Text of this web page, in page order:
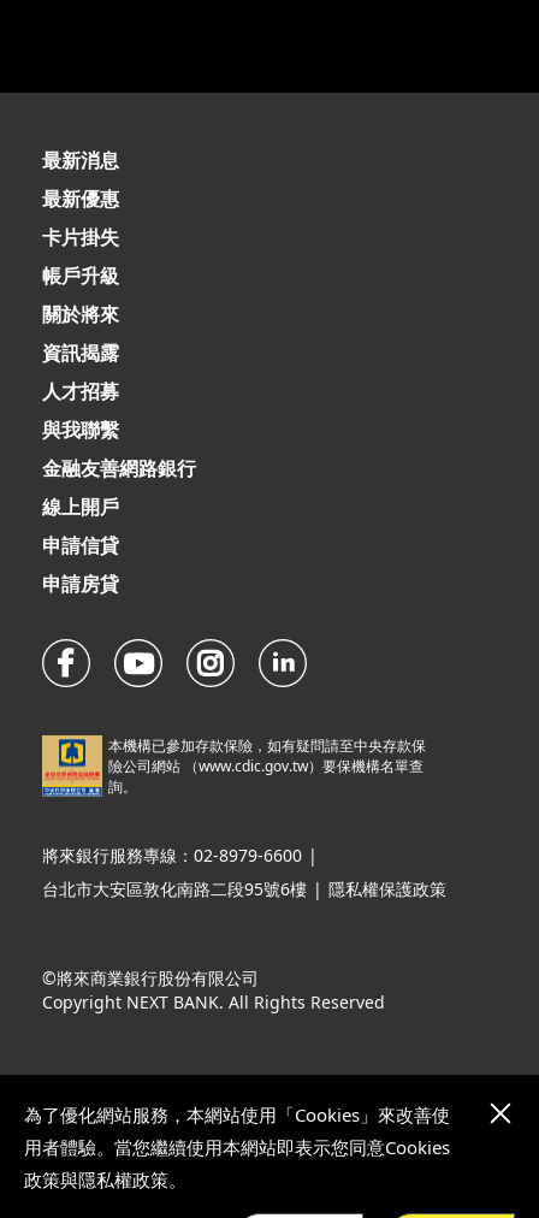
為了優化網站服務，本網站使用「Cookies」來改善使
用者體驗。當您繼續使用本網站即表示您同意Cookies
政策與隱私權政策。
最新消息
最新優惠
卡片掛失
帳戶升級
關於將來
資訊揭露
人才招募
與我聯繫
金融友善網路銀行
線上開戶
申請信貸
申請房貸
本機構已參加存款保險，如有疑問請至中央存款保
險公司網站 （www.cdic.gov.tw）要保機構名單查
詢。
將來銀行服務專線：02-8979-6600 |
台北市大安區敦化南路二段95號6樓 | 隱私權保護政策
©將來商業銀行股份有限公司
Copyright NEXT BANK. All Rights Reserved